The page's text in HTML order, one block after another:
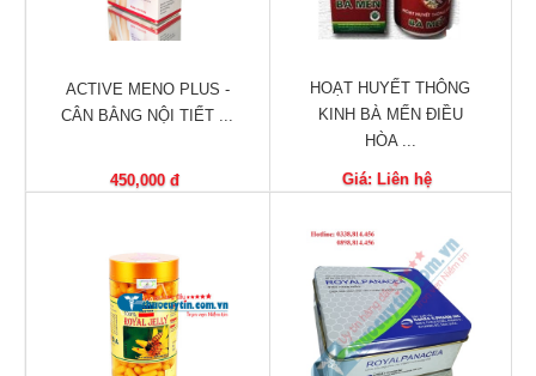
sức
Chăm
hay
Kiến
thức
bệnh
ACTIVE MENO PLUS -
CÂN BẰNG NỘI TIẾT ...
450,000 đ
HOẠT HUYẾT THÔNG
KINH BÀ MẾN ĐIỀU
HÒA ...
Giá: Liên hệ